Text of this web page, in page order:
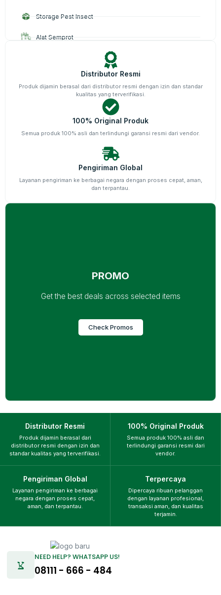
Storage Pest Insect
Alat Semprot
Surveilance & Monitoring
Personal Protective Equipment
Basmi Kecoa
Basmi Semut
Distributor Resmi
Produk dijamin berasal dari distributor resmi dengan izin dan standar
kualitas yang terverifikasi.
100% Original Produk
Semua produk 100% asli dan terlindungi garansi resmi dari vendor.
Pengiriman Global
Layanan pengiriman ke berbagai negara dengan proses cepat, aman,
dan terpantau.
PROMO
Get the best deals across selected items
Check Promos
Distributor Resmi
Produk dijamin berasal dari
distributor resmi dengan izin dan
standar kualitas yang terverifikasi.
100% Original Produk
Semua produk 100% asli dan
terlindungi garansi resmi dari
vendor.
Pengiriman Global
Layanan pengiriman ke berbagai
negara dengan proses cepat,
aman, dan terpantau.
Terpercaya
Dipercaya ribuan pelanggan
dengan layanan profesional,
transaksi aman, dan kualitas
terjamin.
NEED HELP? WHATSAPP US!
08111 - 666 - 484